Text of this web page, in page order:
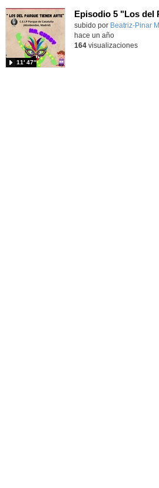
Contenido educativo.
subido por Beatriz-Pinar M.
11′ 47″
hace un año
164visualizaciones